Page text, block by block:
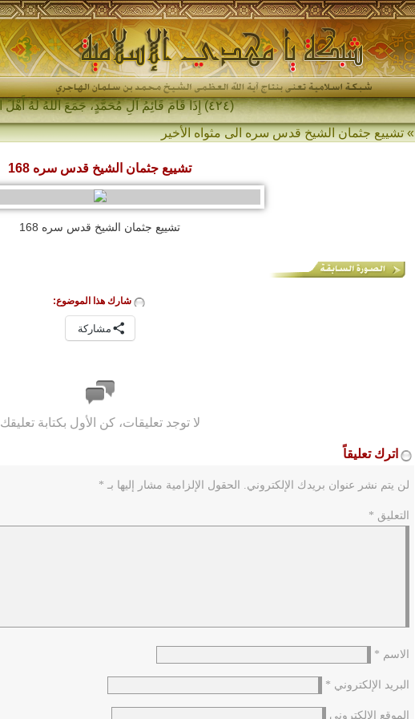
(٤٢٤) إِذَا قَامَ قَائِمُ آلِ مُحَمَّدٍ، جَمَعَ اللهُ لَهُ أَهْلَ المَشْرِقِ _
»تشييع جثمان الشيخ قدس سره الى مثواه الأخير
تشييع جثمان الشيخ قدس سره 168
تشييع جثمان الشيخ قدس سره 168
شارك هذا الموضوع:
مشاركة
لا توجد تعليقات، كن الأول بكتابة تعليقك
اترك تعليقاً
لن يتم نشر عنوان بريدك الإلكتروني. الحقول الإلزامية مشار إليها بـ *
التعليق *
الاسم *
البريد الإلكتروني *
الموقع الإلكتروني